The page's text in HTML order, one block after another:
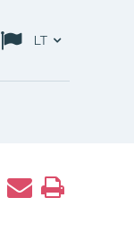
LT